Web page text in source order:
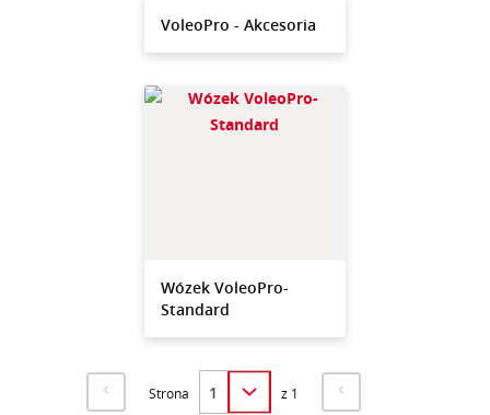
VoleoPro - Akcesoria
Wózek VoleoPro-
Standard
Strona z 1